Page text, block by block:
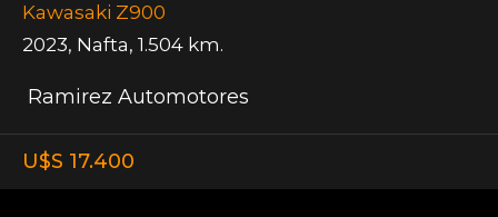
Kawasaki Z900
2023, Nafta, 1.504 km.
Ramirez Automotores
U$S 17.400